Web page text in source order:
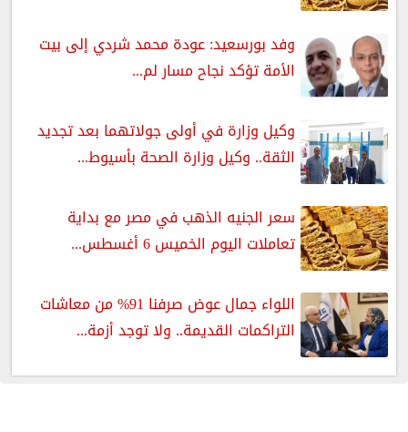
وفد بورسعيد: عودة محمد شردي إلى بيت
الأمة تؤكد نجاح مسار لم...
وكيل وزارة في أولى جولاتهما بعد تجديد
الثقة.. وكيل وزارة الصحة بأسيوط...
سعر الجنيه الذهب في مصر مع بداية
تعاملات اليوم الخميس 6 أغسطس...
اللواء جمال عوض صرفنا 91% من معاشات
التراكمات القديمة.. ولا توجد أزمة...